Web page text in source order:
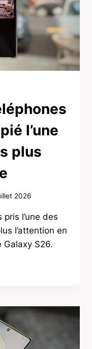
l’une
plus
2026
l’une des
l’attention en
Galaxy S26.